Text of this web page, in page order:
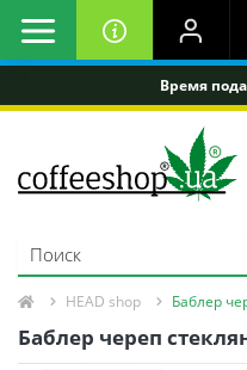
Время
HEAD shop Баблер
Баблер череп